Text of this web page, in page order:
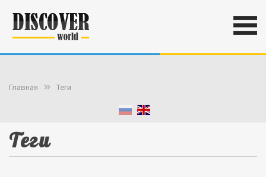
Главная Теги
Теги